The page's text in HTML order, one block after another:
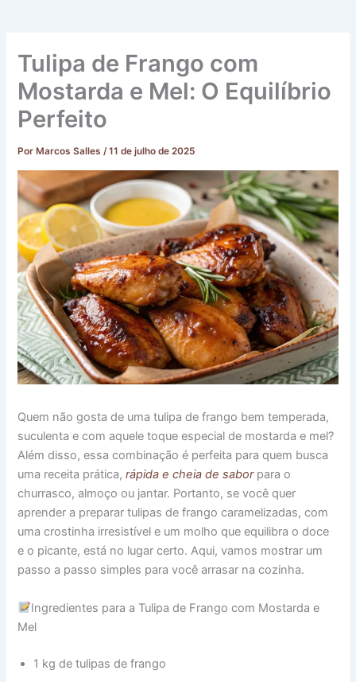
Tulipa de Frango com
Mostarda e Mel: O Equilíbrio
Perfeito
Por Marcos Salles/11 de julho de 2025
Quem não gosta de uma tulipa de frango bem temperada,
suculenta e com aquele toque especial de mostarda e mel?
Além disso, essa combinação é perfeita para quem busca
uma receita prática,rápida e cheia de saborpara o
churrasco, almoço ou jantar. Portanto, se você quer
aprender a preparar tulipas de frango caramelizadas, com
uma crostinha irresistível e um molho que equilibra o doce
e o picante, está no lugar certo. Aqui, vamos mostrar um
passo a passo simples para você arrasar na cozinha.
Ingredientes para a Tulipa de Frango com Mostarda e
Mel
1 kg de tulipas de frango